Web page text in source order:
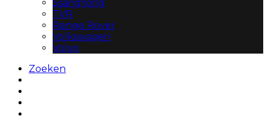
SsangYong
TVR
Range Rover
Volkswagen
Volvo
Zoeken